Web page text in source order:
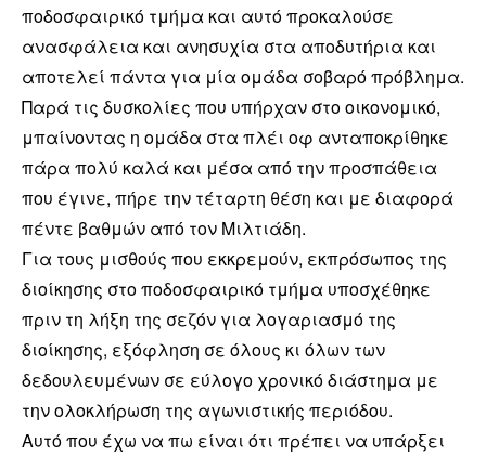
ποδοσφαιρικό τμήμα και αυτό προκαλούσε
ανασφάλεια και ανησυχία στα αποδυτήρια και
αποτελεί πάντα για μία ομάδα σοβαρό πρόβλημα.
Παρά τις δυσκολίες που υπήρχαν στο οικονομικό,
μπαίνοντας η ομάδα στα πλέι οφ ανταποκρίθηκε
πάρα πολύ καλά και μέσα από την προσπάθεια
που έγινε, πήρε την τέταρτη θέση και με διαφορά
πέντε βαθμών από τον Μιλτιάδη.
Για τους μισθούς που εκκρεμούν, εκπρόσωπος της
διοίκησης στο ποδοσφαιρικό τμήμα υποσχέθηκε
πριν τη λήξη της σεζόν για λογαριασμό της
διοίκησης, εξόφληση σε όλους κι όλων των
δεδουλευμένων σε εύλογο χρονικό διάστημα με
την ολοκλήρωση της αγωνιστικής περιόδου.
Αυτό που έχω να πω είναι ότι πρέπει να υπάρξει